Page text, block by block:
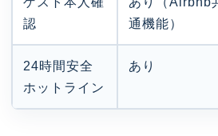
認
通機能）
24時間安全
ホットライン
あり